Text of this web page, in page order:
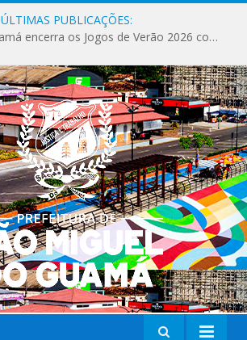
ÚLTIMAS PUBLICAÇÕES:
São Miguel do Guamá encerra os Jogos de Verão 2026 com sucesso de público e competições.